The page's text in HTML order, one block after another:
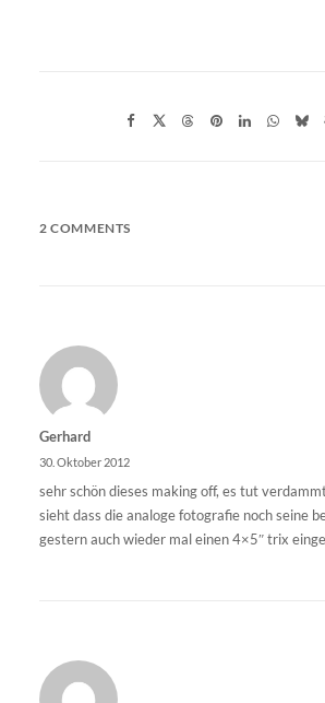
2 COMMENTS
Gerhard
30. Oktober 2012
sehr schön dieses making off, es tut
sieht dass die analoge fotografie noch seine
gestern auch wieder mal einen 4×5″ trix